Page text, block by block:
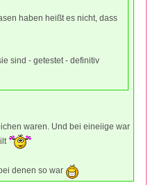
haben heißt es nicht, dass
sind - getestet - definitiv
waren. Und bei eineiige war
denen so war